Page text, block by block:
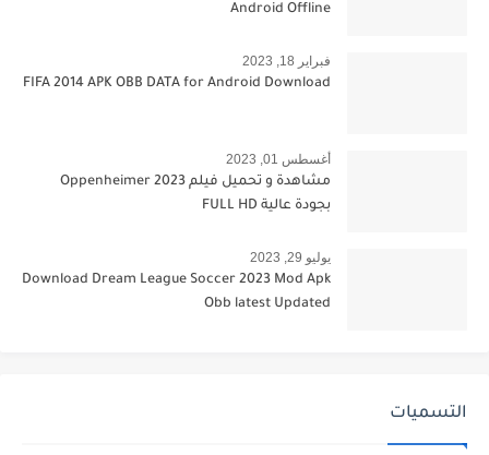
Android Offline
فبراير 18, 2023
FIFA 2014 APK OBB DATA for Android Download
أغسطس 01, 2023
مشاهدة و تحميل فيلم Oppenheimer 2023
بجودة عالية FULL HD
يوليو 29, 2023
Download Dream League Soccer 2023 Mod Apk
Obb latest Updated
التسميات